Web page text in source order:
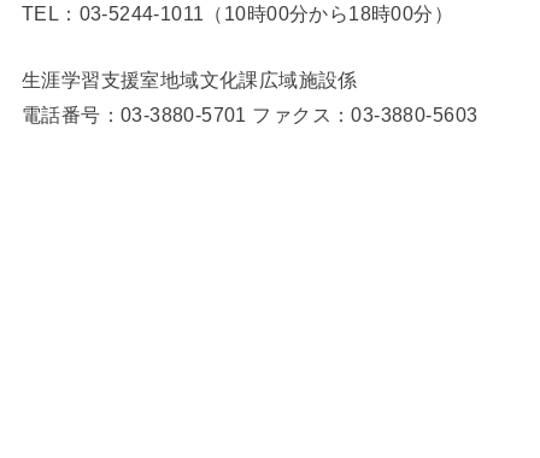
TEL：03-5244-1011（10時00分から18時00分）
生涯学習支援室地域文化課広域施設係
電話番号：03-3880-5701 ファクス：03-3880-5603